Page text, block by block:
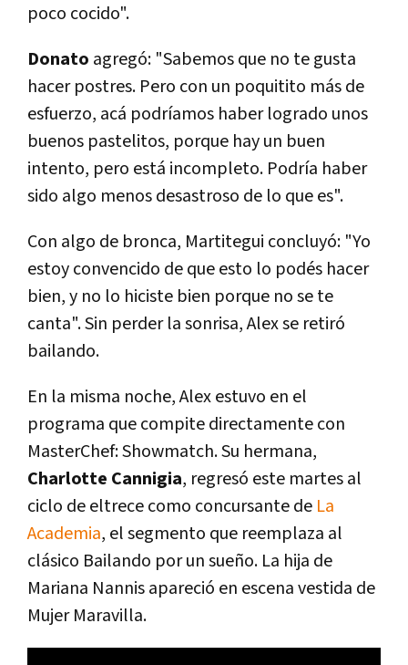
poco cocido".
Donato agregó: "Sabemos que no te gusta
hacer postres. Pero con un poquitito más de
esfuerzo, acá podríamos haber logrado unos
buenos pastelitos, porque hay un buen
intento, pero está incompleto. Podría haber
sido algo menos desastroso de lo que es".
Con algo de bronca, Martitegui concluyó: "Yo
estoy convencido de que esto lo podés hacer
bien, y no lo hiciste bien porque no se te
canta". Sin perder la sonrisa, Alex se retiró
bailando.
En la misma noche, Alex estuvo en el
programa que compite directamente con
MasterChef: Showmatch. Su hermana,
Charlotte Cannigia, regresó este martes al
ciclo de eltrece como concursante de La
Academia, el segmento que reemplaza al
clásico Bailando por un sueño. La hija de
Mariana Nannis apareció en escena vestida de
Mujer Maravilla.